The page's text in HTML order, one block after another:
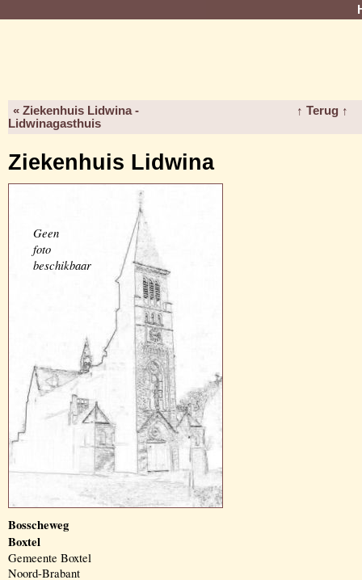
« Ziekenhuis Lidwina -
Lidwinagasthuis
↑ Terug ↑
Ziekenhuis Lidwina
Geen
foto
beschikbaar
Bosscheweg
Boxtel
Gemeente Boxtel
Noord-Brabant